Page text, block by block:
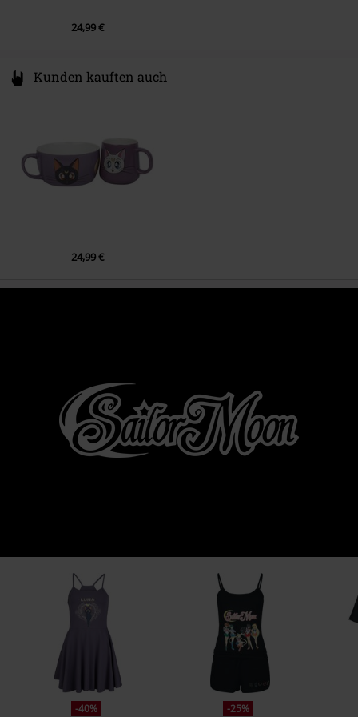
24,99 €
Kunden kauften auch
24,99 €
-40% -25%